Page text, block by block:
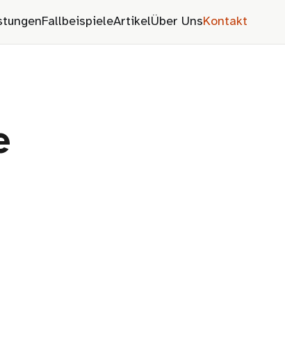
FallbeispieleArtikelÜber UnsKontakt